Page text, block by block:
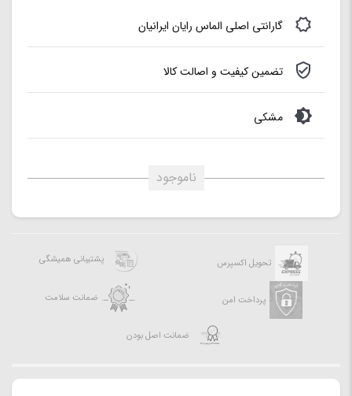
گارانتی اصلی الماس رایان ایرانیان
تضمین کیفیت و اصالت کالا
مشکی
ناموجود
تحویل اکسپرس پشتیبانی همیشگی
پرداخت امن ضمانت سلامت
ضمانت اصل بودن